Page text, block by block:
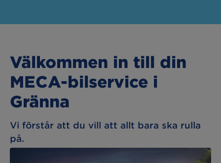
Välkommen in till din
MECA-bilservice i
Gränna
Vi förstår att du vill att allt bara ska rulla
på.